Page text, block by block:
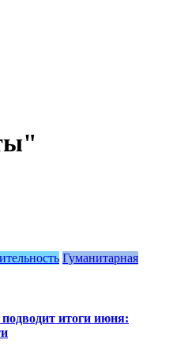
Гуманитарная
итоги июня: